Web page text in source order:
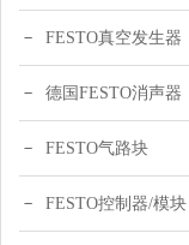
FESTO真空发生器
德国FESTO消声器
FESTO气路块
FESTO控制器/模块